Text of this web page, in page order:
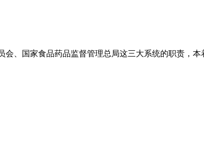
、国家食品药品监督管理总局这三大系统的职责，